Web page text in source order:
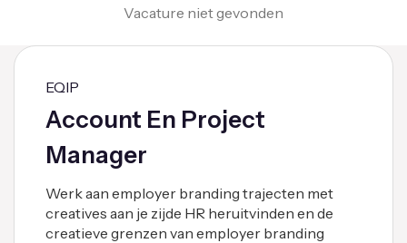
Vacature niet gevonden
EQIP
Account En Project
Manager
Werk aan employer branding trajecten met
creatives aan je zijde HR heruitvinden en de
creatieve grenzen van employer branding